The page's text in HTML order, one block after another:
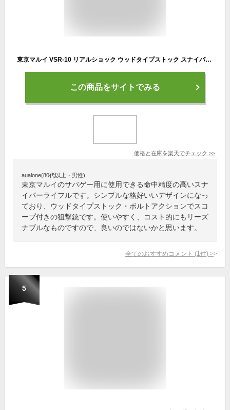
東京マルイ VSR-10 リアルショック ウッドタイプストック スナイパーライフル 純正 スコープセット /エアガン (VSR10 本体+スコープ+マウントリング+マウントベース+オリジナル軍手) 狙撃銃 ボルトアクション サバゲー 銃
この商品をサイトでみる
価格と在庫を楽天でチェック >>
aualone(80代以上・男性)
東京マルイのサバゲー用に使用できる命中精度の高いスナ
イパーライフルです。シンプルな格好いいデザインになっ
ており、ウッドタイプストック・ボルトアクションでスコ
ープ付きの狙撃銃です。使いやすく、コスト的にもリーズ
ナブルなものですので、良いのではないかと思います。
全てのおすすめコメント (1 件) >
5